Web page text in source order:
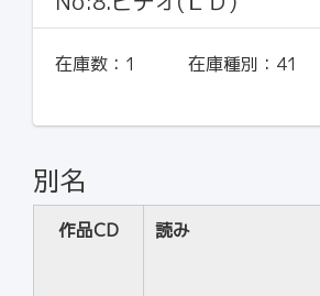
在庫数： 1 在庫種別： 41
別名
作品CD 読み